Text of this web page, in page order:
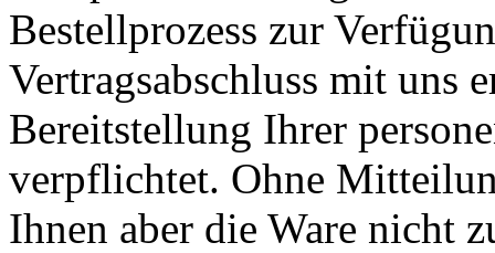
Bestellprozess zur
Vertragsabschluss mit uns
Bereitstellung Ihrer
verpflichtet. Ohne
Ihnen aber die Ware nicht